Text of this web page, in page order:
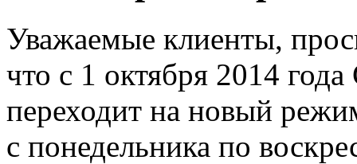
Уважаемые клиенты,
что с 1 октября 2014
переходит на новый
с понедельника по